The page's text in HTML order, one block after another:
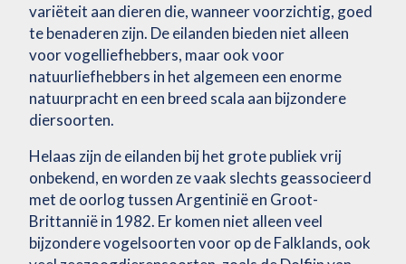
variëteit aan dieren die, wanneer voorzichtig, goed
te benaderen zijn. De eilanden bieden niet alleen
voor vogelliefhebbers, maar ook voor
natuurliefhebbers in het algemeen een enorme
natuurpracht en een breed scala aan bijzondere
diersoorten.
Helaas zijn de eilanden bij het grote publiek vrij
onbekend, en worden ze vaak slechts geassocieerd
met de oorlog tussen Argentinië en Groot-
Brittannië in 1982. Er komen niet alleen veel
bijzondere vogelsoorten voor op de Falklands, ook